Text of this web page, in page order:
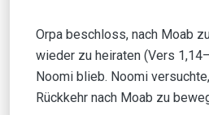
Orpa beschloss, nach Moab
wieder zu heiraten (Vers
Noomi blieb. Noomi
Rückkehr nach Moab zu